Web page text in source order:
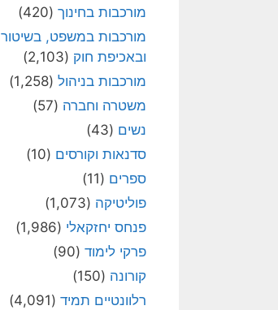
מורכבות בחינוך (420)
מורכבות במשפט, בשיטור
ובאכיפת חוק (2,103)
מורכבות בניהול (1,258)
משטרה וחברה (57)
נשים (43)
סדנאות וקורסים (10)
ספרים (11)
פוליטיקה (1,073)
פנחס יחזקאלי (1,986)
פרקי לימוד (90)
קורונה (150)
רלוונטיים תמיד (4,091)